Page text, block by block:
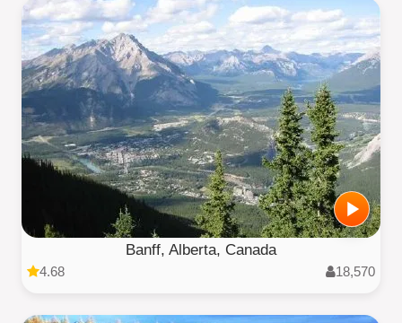
Banff, Alberta, Canada
4.68 18,570